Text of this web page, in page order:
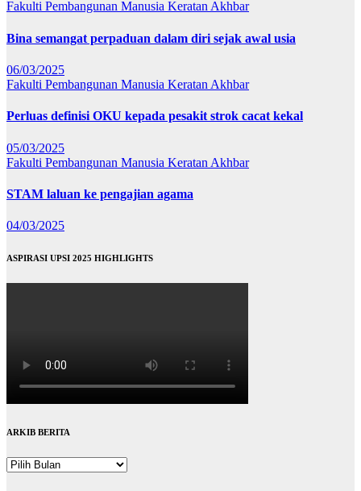
Fakulti Pembangunan Manusia Keratan Akhbar
Bina semangat perpaduan dalam diri sejak awal usia
06/03/2025
Fakulti Pembangunan Manusia Keratan Akhbar
Perluas definisi OKU kepada pesakit strok cacat kekal
05/03/2025
Fakulti Pembangunan Manusia Keratan Akhbar
STAM laluan ke pengajian agama
04/03/2025
ASPIRASI UPSI 2025 HIGHLIGHTS
ARKIB BERITA
ARKIB